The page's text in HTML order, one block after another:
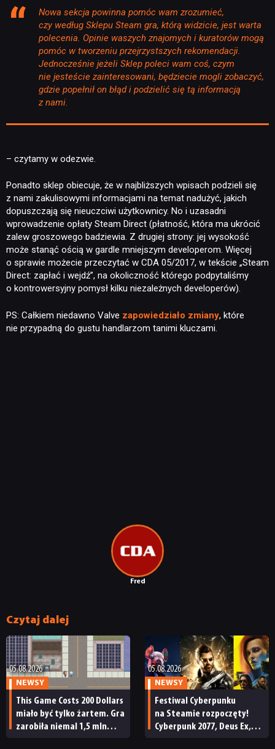
Fred
Nowa sekcja powinna pomóc wam zrozumieć,
czy według Sklepu Steam gra, którą widzicie, jest warta
polecenia. Opinie waszych znajomych i kuratorów mogą
pomóc w tworzeniu przejrzystszych rekomendacji.
Jednocześnie jeżeli Sklep poleci wam coś, czym
nie jesteście zainteresowani, będziecie mogli zobaczyć,
gdzie popełnił on błąd i podzielić się tą informacją
z nami.
– czytamy w odezwie.
Ponadto sklep obiecuje, że w najbliższych wpisach podzieli się
z nami zakulisowymi informacjami na temat nadużyć, jakich
dopuszczają się nieuczciwi użytkownicy. No i uzasadni
wprowadzenie opłaty Steam Direct (płatność, która ma ukrócić
zalew groszowego badziewia. Z drugiej strony: jej wysokość
może stanąć ością w gardle mniejszym developerom. Więcej
o sprawie możecie przeczytać w CDA 05/2017, w tekście „Steam
Direct: zapłać i wejdź”, na okoliczność którego podpytaliśmy
o kontrowersyjny pomysł kilku niezależnych developerów).
PS: Całkiem niedawno Valve zapowiedziało zmiany, które
nie przypadną do gustu handlarzom tanimi kluczami.
Czytaj dalej
05.08.2026
NEWSY
This Game Costs 200 Dollars
miało być tylko żartem. Gra
zarobiła niemal 1,5 mln
05.08.2026
NEWSY
Festiwal Cyberpunku
na Steamie rozpoczęty!
Cyberpunk 2077, Deus Ex,